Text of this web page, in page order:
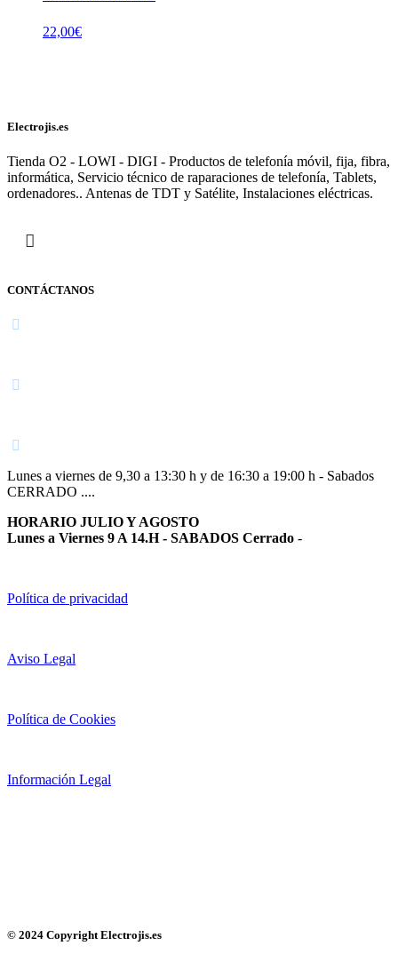
22,00€
Electrojis.es
Tienda O2 - LOWI - DIGI - Productos de telefonía móvil, fija, fibra,
informática, Servicio técnico de raparaciones de telefonía, Tablets,
ordenadores.. Antenas de TDT y Satélite, Instalaciones eléctricas.
CONTÁCTANOS
Lunes a viernes de 9,30 a 13:30 h y de 16:30 a 19:00 h - Sabados
CERRADO ....
HORARIO JULIO Y AGOSTO
Lunes a Viernes 9 A 14.H - SABADOS Cerrado -
Política de privacidad
Aviso Legal
Política de Cookies
Información Legal
© 2024 Copyright Electrojis.es